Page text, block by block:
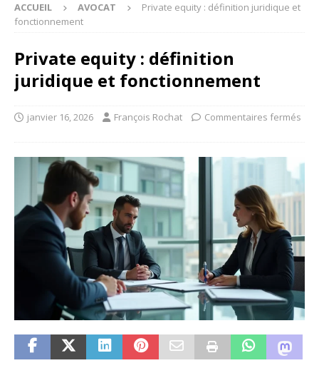
ACCUEIL AVOCAT
Private equity : définition juridique et
fonctionnement
Private equity : définition
juridique et fonctionnement
janvier 16, 2026 François Rochat Commentaires fermés